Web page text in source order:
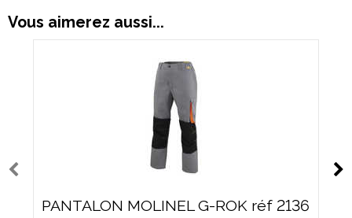
Vous aimerez aussi...
PANTALON MOLINEL G-ROK réf 2136